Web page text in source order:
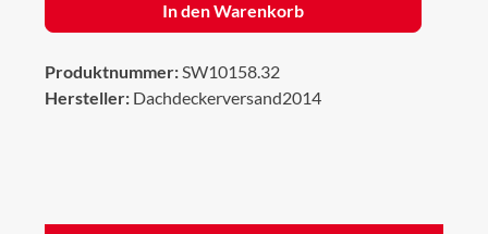
In den Warenkorb
Produktnummer:SW10158.32
Hersteller: Dachdeckerversand2014